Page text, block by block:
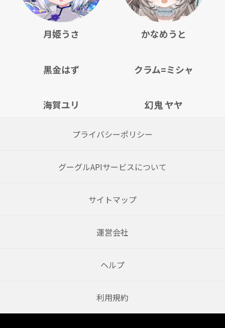
月姫うさ かなめうと
黒金はず クラム=ミシャ
海賀ユリ 幻鬼 ヤヤ
プライバシーポリシー
グーグルAPIサービスについて
サイトマップ
運営会社
ヘルプ
利用規約